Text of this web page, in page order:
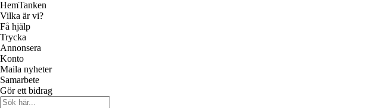
HemTanken
Vilka är vi?
Få hjälp
Trycka
Annonsera
Konto
Maila nyheter
Samarbete
Gör ett bidrag